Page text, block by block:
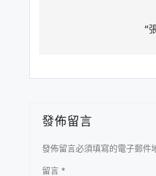
覽
“
發佈留言
發佈留言必須填寫的電子郵件
留言 *